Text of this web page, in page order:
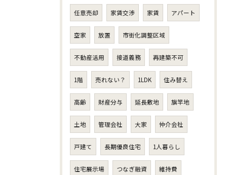
任意売却 家賃交渉 家賃 アパート
空家 放置 市街化調整区域
不動産活用 接道義務 再建築不可
1階 売れない？ 1LDK 住み替え
高齢 財産分与 延長敷地 旗竿地
土地 管理会社 大家 仲介会社
戸建て 長期優良住宅 1人暮らし
住宅展示場 つなぎ融資 維持費